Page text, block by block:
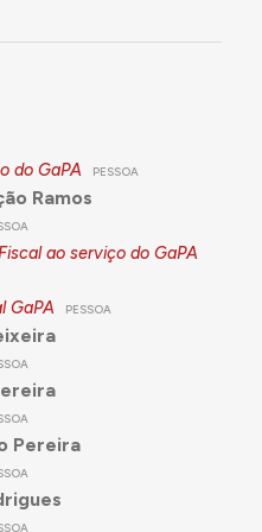
Habitação e Obras
e atribuições
aquando da sua
que possível, pelo
(conforme
de 4 de dezembro
orgânica dos
das competências
Básico (DGSB)
2 e 3, do DL 378/78, de
de Estado da
assuntos respeitantes
do GaPA PESSOA
Ramos
ao serviço do GaPA
GaPA PESSOA
Pereira